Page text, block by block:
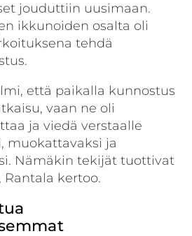
jouduttiin uusimaan.
ikkunoiden osalta oli
tehdä
että paikalla kunnostus
vaan ne oli
ja viedä verstaalle
muokattavaksi ja
Nämäkin tekijät tuottivat
kertoo.